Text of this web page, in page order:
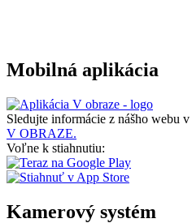
Mobilná aplikácia
Sledujte informácie z nášho webu v
V OBRAZE.
Voľne k stiahnutiu:
Kamerový systém